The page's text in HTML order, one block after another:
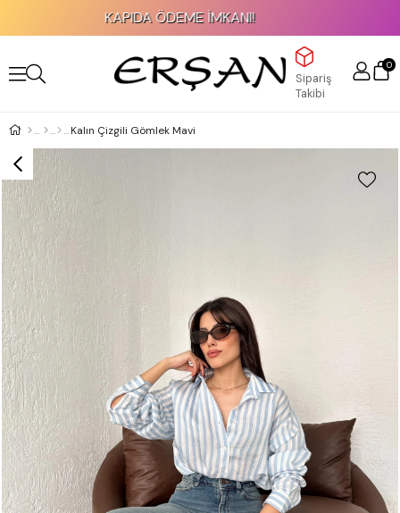
KAPIDA ÖDEME İMKANI!
Sipariş
Takibi
0
Kalın Çizgili Gömlek Mavi